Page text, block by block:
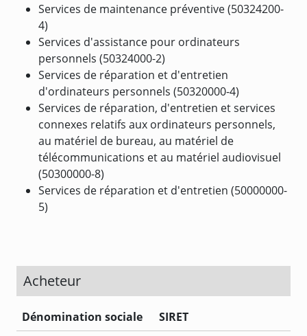
Services de maintenance préventive (50324200-
4)
Services d'assistance pour ordinateurs
personnels (50324000-2)
Services de réparation et d'entretien
d'ordinateurs personnels (50320000-4)
Services de réparation, d'entretien et services
connexes relatifs aux ordinateurs personnels,
au matériel de bureau, au matériel de
télécommunications et au matériel audiovisuel
(50300000-8)
Services de réparation et d'entretien (50000000-
5)
Acheteur
Dénomination sociale
SIRET